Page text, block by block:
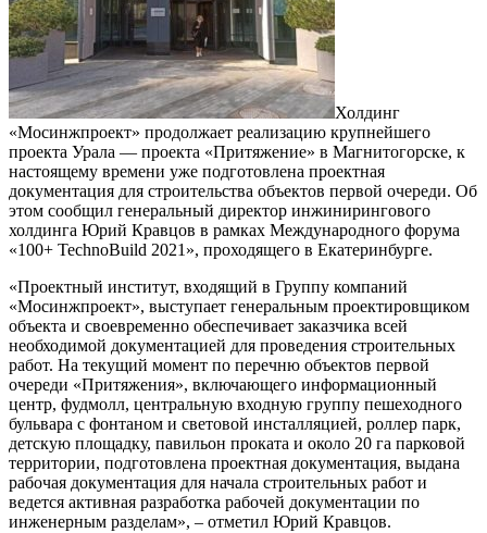
Холдинг
«Мосинжпроект» продолжает реализацию крупнейшего
проекта Урала — проекта «Притяжение» в Магнитогорске, к
настоящему времени уже подготовлена проектная
документация для строительства объектов первой очереди. Об
этом сообщил генеральный директор инжинирингового
холдинга Юрий Кравцов в рамках Международного форума
«100+ TechnoBuild 2021», проходящего в Екатеринбурге.
«Проектный институт, входящий в Группу компаний
«Мосинжпроект», выступает генеральным проектировщиком
объекта и своевременно обеспечивает заказчика всей
необходимой документацией для проведения строительных
работ. На текущий момент по перечню объектов первой
очереди «Притяжения», включающего информационный
центр, фудмолл, центральную входную группу пешеходного
бульвара с фонтаном и световой инсталляцией, роллер парк,
детскую площадку, павильон проката и около 20 га парковой
территории, подготовлена проектная документация, выдана
рабочая документация для начала строительных работ и
ведется активная разработка рабочей документации по
инженерным разделам», – отметил Юрий Кравцов.